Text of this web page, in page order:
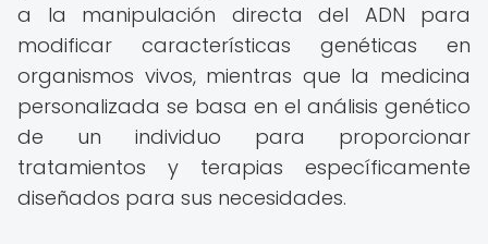
a la manipulación directa del ADN para
modificar características genéticas en
organismos vivos, mientras que la medicina
personalizada se basa en el análisis genético
de un individuo para proporcionar
tratamientos y terapias específicamente
diseñados para sus necesidades.